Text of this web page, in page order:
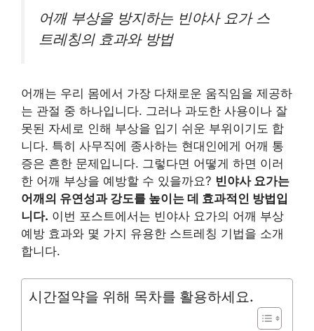
어깨 부상을 방지하는 빈야사 요가 스
트레칭의 효과와 방법
어깨는 우리 몸에서 가장 다채로운 움직임을 제공하
는 관절 중 하나입니다. 그러나 과도한 사용이나 잘
못된 자세로 인해 부상을 입기 쉬운 부위이기도 합
니다. 특히 사무직에 종사하는 현대인에게 어깨 통
증은 흔한 문제입니다. 그렇다면 어떻게 하면 이러
한 어깨 부상을 예방할 수 있을까요? 빈야사 요가는
어깨의 유연성과 강도를 높이는 데 효과적인 방법입
니다. 이번 포스트에서는 빈야사 요가의 어깨 부상
예방 효과와 몇 가지 유용한 스트레칭 기법을 소개
합니다.
시간절약을 위해 목차를 활용하세요.